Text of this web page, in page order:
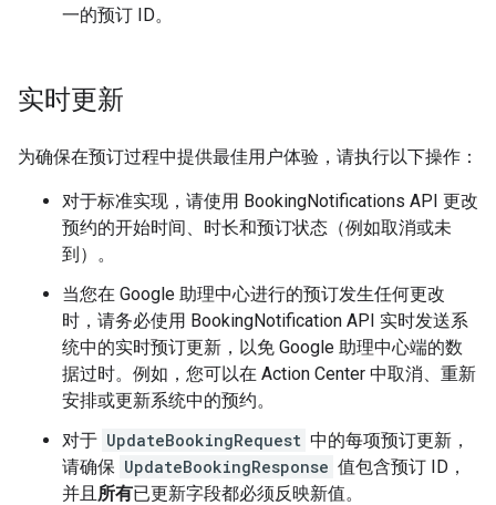
一的预订 ID。
实时更新
为确保在预订过程中提供最佳用户体验，请执行以下操作：
对于标准实现，请使用 BookingNotifications API 更改
预约的开始时间、时长和预订状态（例如取消或未
到）。
当您在 Google 助理中心进行的预订发生任何更改
时，请务必使用 BookingNotification API 实时发送系
统中的实时预订更新，以免 Google 助理中心端的数
据过时。例如，您可以在 Action Center 中取消、重新
安排或更新系统中的预约。
对于 UpdateBookingRequest 中的每项预订更新，
请确保 UpdateBookingResponse 值包含预订 ID，
并且 所有已更新字段都必须反映新值。